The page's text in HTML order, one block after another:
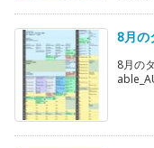
8月の
8月の